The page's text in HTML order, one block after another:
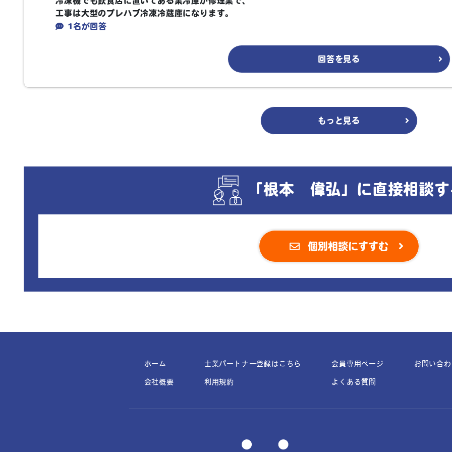
工事は大型のプレハブ冷凍冷蔵庫になります。
1名が回答
回答を見る
もっと見る
「根本 偉弘」に直接相談す
個別相談にすすむ
ホーム
会社概要
士業パートナー登録はこちら
利用規約
会員専用ページ
よくある質問
お問い合わ